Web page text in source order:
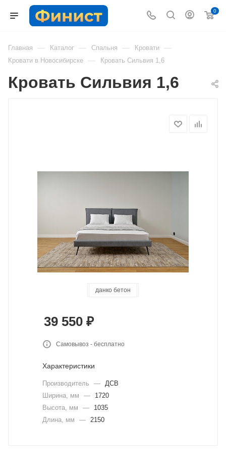
0
Главная — Каталог — Спальня — Кровати —
Кровати в Новосибирске — Кровать Сильвия 1,6
Кровать Сильвия 1,6
бордо
лагуна беж
лагуна пепел
графит
Сталь
данко бетон
39 550 ₽
Самовывоз - бесплатно
Характеристики
Производитель — ДСВ
Ширина, мм
—
1720
Высота, мм
—
1035
Длина, мм
— 2150